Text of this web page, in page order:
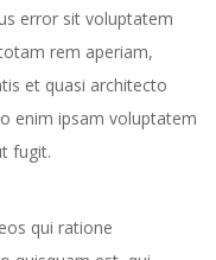
–
Wide
error sit voluptatem
rem aperiam,
et quasi architecto
enim ipsam voluptatem
fugit.
qui ratione